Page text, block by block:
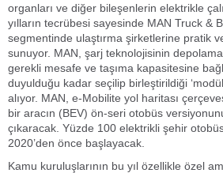
organları ve diğer bileşenlerin elektrikle
yılların tecrübesi sayesinde MAN Truck &
segmentinde ulaştırma şirketlerine pratik
sunuyor. MAN, şarj teknolojisinin depolama
gerekli mesafe ve taşıma kapasitesine
duyulduğu kadar seçilip birleştirildiği
alıyor. MAN, e-Mobilite yol haritası
bir aracın (BEV) ön-seri otobüs
çıkaracak. Yüzde 100 elektrikli şehir
2020’den önce başlayacak.
Kamu kuruluşlarının bu yıl özellikle özel